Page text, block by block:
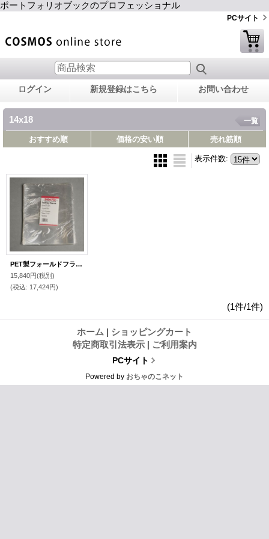
ポートフォリオブックのプロフェッショナル
PCサイト
ログイン 新規登録はこちら お問い合わせ
14x18 一覧
おすすめ順 価格の安い順 売れ筋順
表示件数:
PET製フォールドフラップスリーブ/14x18/25枚入り
15,840円(税別)
(税込: 17,424円)
(1件/1件)
ホーム | ショッピングカート
特定商取引法表示 | ご利用案内
PCサイト
Powered by おちゃのこネット